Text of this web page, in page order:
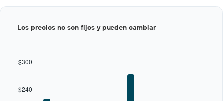
graphic.
$240
$300
Los precios no son fijos y pueden cambiar